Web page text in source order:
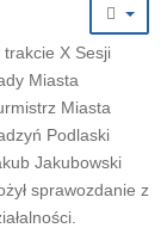
trakcie X Sesji
Miasta
Miasta
Podlaski
Jakubowski
sprawozdanie z